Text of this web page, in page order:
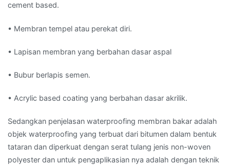
cement based.
• Membran tempel atau perekat diri.
• Lapisan membran yang berbahan dasar aspal
• Bubur berlapis semen.
• Acrylic based coating yang berbahan dasar akrilik.
Sedangkan penjelasan waterproofing membran bakar adalah
objek waterproofing yang terbuat dari bitumen dalam bentuk
tataran dan diperkuat dengan serat tulang jenis non-woven
polyester dan untuk pengaplikasian nya adalah dengan teknik